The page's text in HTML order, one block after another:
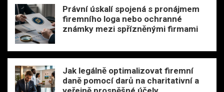
Právní úskalí spojená s pronájmem
firemního loga nebo ochranné
známky mezi spřízněnými firmami
Jak legálně optimalizovat firemní
daně pomocí darů na charitativní a